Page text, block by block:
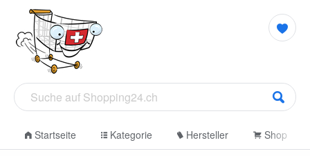
Startseite Kategorie Hersteller Shop